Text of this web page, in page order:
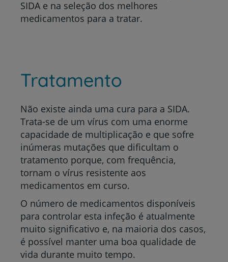
SIDA e na seleção dos melhores
medicamentos para a tratar.
Tratamento
Não existe ainda uma cura para a SIDA.
Trata-se de um vírus com uma enorme
capacidade de multiplicação e que sofre
inúmeras mutações que dificultam o
tratamento porque, com frequência,
tornam o vírus resistente aos
medicamentos em curso.
O número de medicamentos disponíveis
para controlar esta infeção é atualmente
muito significativo e, na maioria dos casos,
é possível manter uma boa qualidade de
vida durante muito tempo.